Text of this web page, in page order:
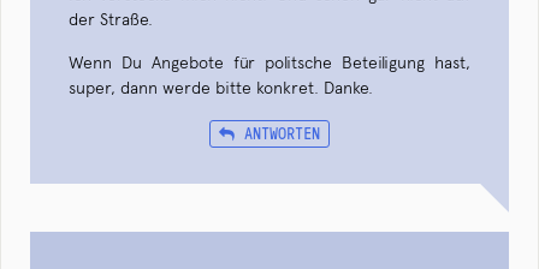
der Straße.
Wenn Du Angebote für politsche Beteiligung hast,
super, dann werde bitte konkret. Danke.
ANTWORTEN